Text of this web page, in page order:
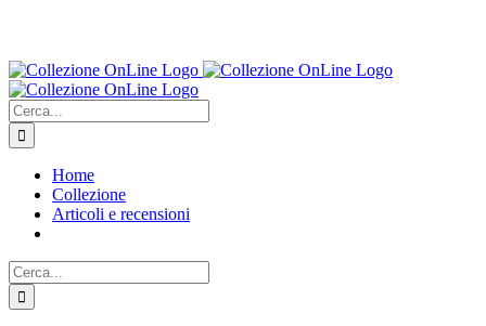
Cerca
per:
Home
Collezione
Articoli e recensioni
Cerca
per: